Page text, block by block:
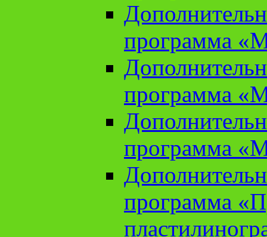
программа
программа
программа
программа